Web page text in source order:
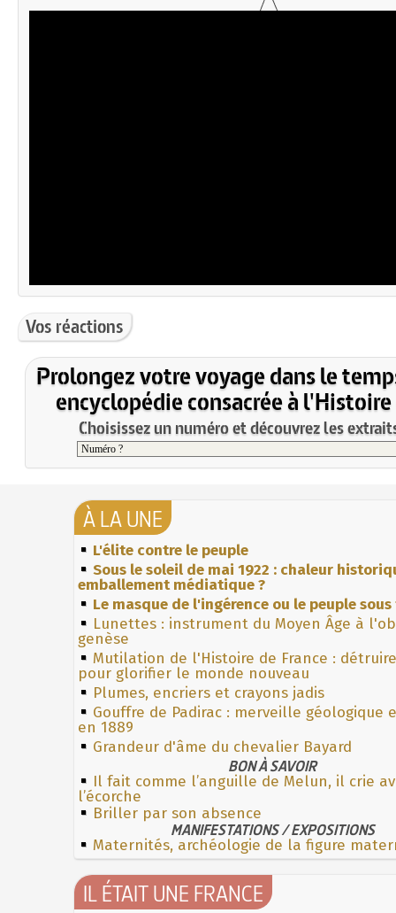
Vos réactions
Prolongez votre voyage dans le
encyclopédie consacrée à l'Histoire
Choisissez un numéro et découvrez les
À LA UNE
L'élite contre le peuple
Sous le soleil de mai 1922 : chaleur
emballement médiatique ?
Le masque de l'ingérence ou le peuple
Lunettes : instrument du Moyen Âge à
genèse
Mutilation de l'Histoire de France :
pour glorifier le monde nouveau
Plumes, encriers et crayons jadis
Gouffre de Padirac : merveille géologique
en 1889
Grandeur d'âme du chevalier Bayard
BON À SAVOIR
Il fait comme l’anguille de Melun, il crie
l’écorche
Briller par son absence
MANIFESTATIONS / EXPOSITIONS
Maternités, archéologie de la figure
IL ÉTAIT UNE FRANCE